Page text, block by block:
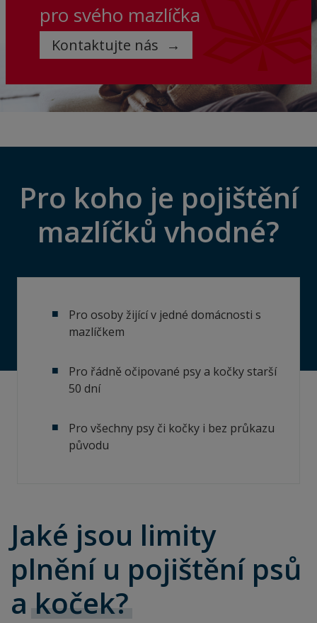
pro svého mazlíčka
Kontaktujte nás
Pro koho je pojištění
mazlíčků vhodné?
Pro osoby žijící v jedné domácnosti s
mazlíčkem
Pro řádně očipované psy a kočky starší
50 dní
Pro všechny psy či kočky i bez průkazu
původu
Jaké jsou limity
plnění u pojištění psů
a koček?